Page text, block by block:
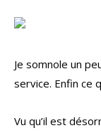
Je somnole un
service. Enfin ce
Vu qu’il est